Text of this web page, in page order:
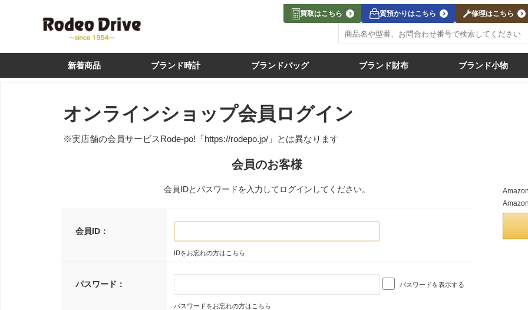
買取はこちら 質預かりはこちら 修理はこちら
新着商品 ブランド時計 ブランドバッグ ブランド財布 ブランド小物
オンラインショップ会員ログイン
※実店舗の会員サービスRode-po! 「https://rodepo.jp/」 とは異なります
会員のお客様
会員IDとパスワードを入力してログインしてください。
会員ID：
IDをお忘れの方はこちら
パスワード： パスワードを表示する
パスワードをお忘れの方はこちら